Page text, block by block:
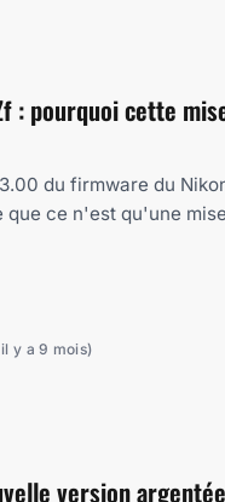
: pourquoi cette
du firmware du
que ce n'est qu'une
y a 9 mois)
version